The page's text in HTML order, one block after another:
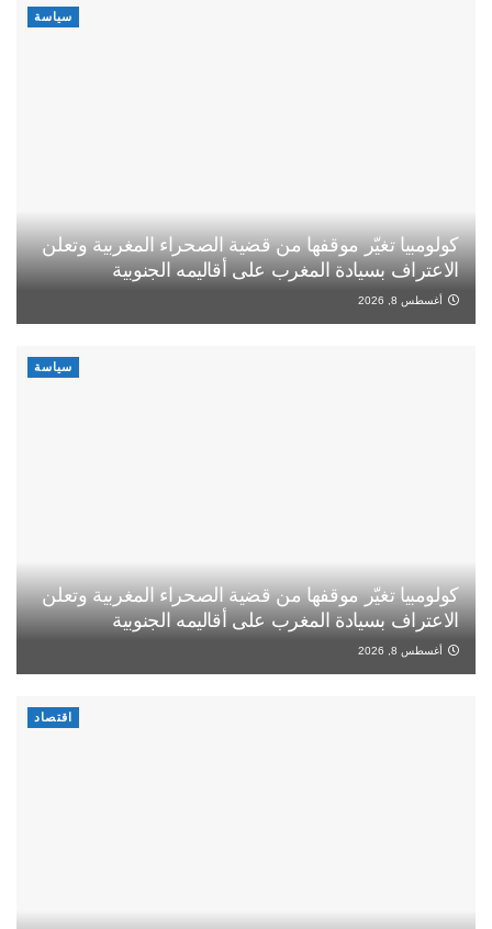
سياسة
كولومبيا تغيّر موقفها من قضية الصحراء المغربية وتعلن
الاعتراف بسيادة المغرب على أقاليمه الجنوبية
أغسطس 8, 2026
سياسة
كولومبيا تغيّر موقفها من قضية الصحراء المغربية وتعلن
الاعتراف بسيادة المغرب على أقاليمه الجنوبية
أغسطس 8, 2026
اقتصاد